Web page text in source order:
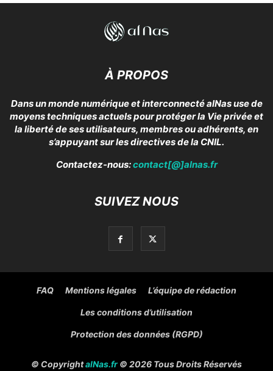
À PROPOS
Dans un monde numérique et interconnecté alNas use de
moyens techniques actuels pour protéger la Vie privée et
la liberté de ses utilisateurs, membres ou adhérents, en
s’appuyant sur les directives de la CNIL.
Contactez-nous:contact[@]alnas.fr
SUIVEZ NOUS
FAQ Mentions légales L’équipe de rédaction
Les conditions d’utilisation
Protection des données (RGPD)
© CopyrightalNas.fr © 2026 Tous Droits Réservés